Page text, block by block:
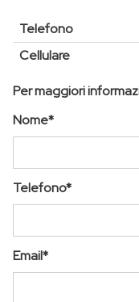
Telefono
Cellulare
Per maggiori
Nome*
Telefono*
Email*